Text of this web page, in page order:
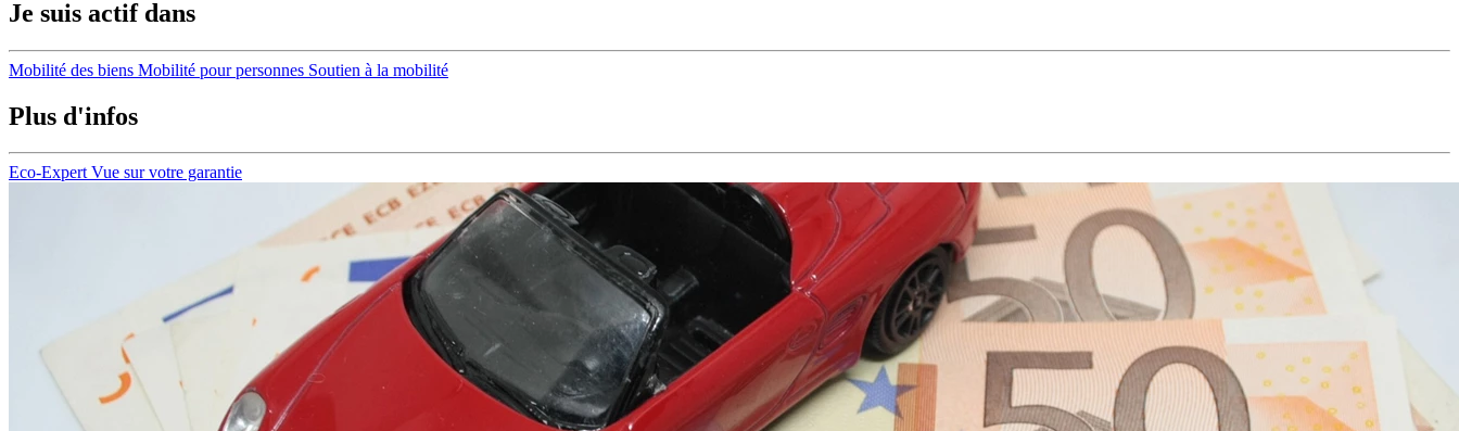
Je suis actif dans
Mobilité des biens Mobilité pour personnes Soutien à la mobilité
Plus d'infos
Eco-Expert Vue sur votre garantie